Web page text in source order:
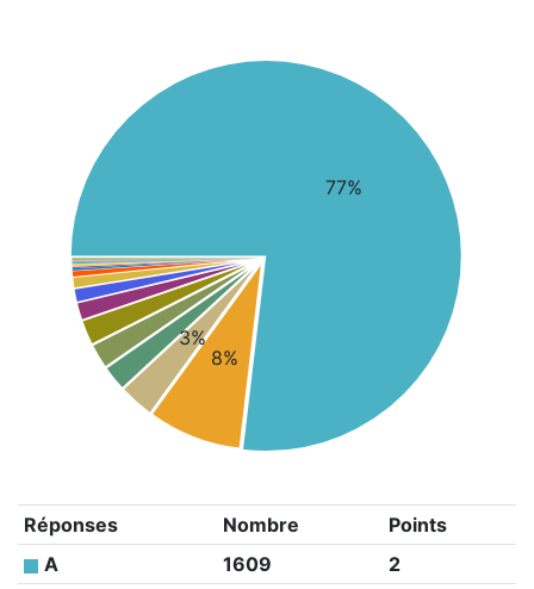
77%
8%
3%
Réponses Nombre
Points
A
1609
2